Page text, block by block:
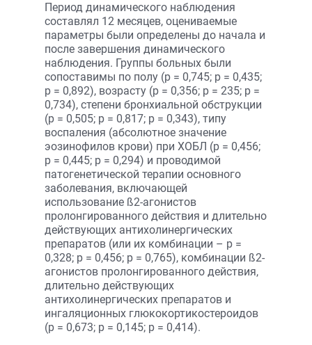
Период динамического наблюдения
составлял 12 месяцев, оцениваемые
параметры были определены до начала и
после завершения динамического
наблюдения. Группы больных были
сопоставимы по полу (р = 0,745; р = 0,435;
р = 0,892), возрасту (р = 0,356; р = 235; р =
0,734), степени бронхиальной обструкции
(р = 0,505; р = 0,817; р = 0,343), типу
воспаления (абсолютное значение
эозинофилов крови) при ХОБЛ (р = 0,456;
р = 0,445; р = 0,294) и проводимой
патогенетической терапии основного
заболевания, включающей
использование ß2-агонистов
пролонгированного действия и длительно
действующих антихолинергических
препаратов (или их комбинации – р =
0,328; р = 0,456; р = 0,765), комбинации ß2-
агонистов пролонгированного действия,
длительно действующих
антихолинергических препаратов и
ингаляционных глюкокортикостероидов
(р = 0,673; р = 0,145; р = 0,414).